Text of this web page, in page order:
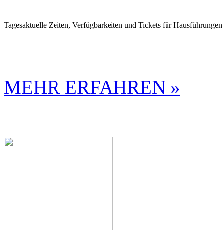
Tagesaktuelle Zeiten, Verfügbarkeiten und Tickets für
MEHR ERFAHREN »